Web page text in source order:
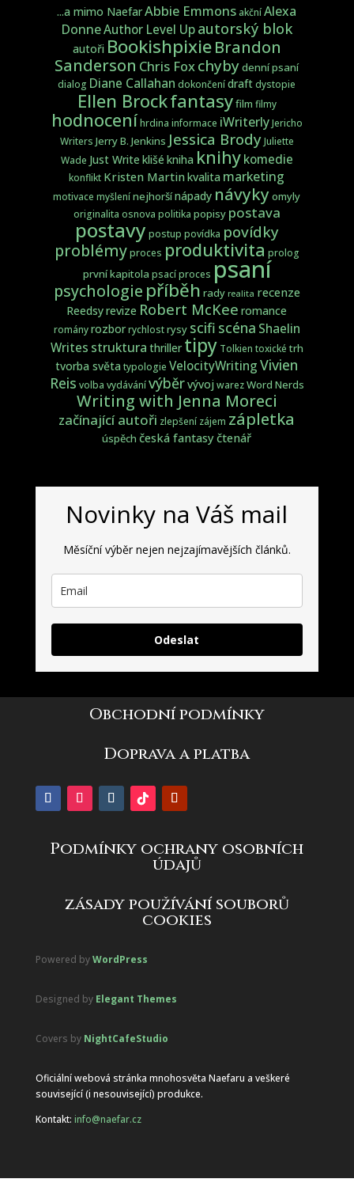
...a mimo NaefarAbbie Emmons akční Alexa
DonneAuthor Level Upautorský blok
autoři BookishpixieBrandon
Sanderson Chris Foxchybydenní psaní
dialog Diane Callahan dokončení draft dystopie
Ellen Brockfantasyfilm filmy
hodnoceníhrdina informace iWriterlyJericho
Writers Jerry B. Jenkins Jessica BrodyJuliette
Wade Just Write klišé kniha knihykomedie
konflikt Kristen Martinkvalita marketing
motivace myšlení nejhoršínápady návyky omyly
originalita osnova politika popisy postava
postavy postup povídka povídky
problémyproces produktivita prolog
první kapitola psací proces psaní
psychologie příběh rady realita recenze
Reedsyrevize Robert McKee romance
rományrozborrychlostrysy scifi scéna Shaelin
Writes struktura thriller tipy Tolkien toxické trh
tvorba světa typologie VelocityWriting Vivien
Reis volba vydávánívýběrvývoj warezWord Nerds
Writing with Jenna Moreci
začínající autoři zlepšení zájem zápletka
úspěch česká fantasyčtenář
Novinky na Váš mail
Měsíční výběr nejen nejzajímavějších článků.
Odeslat
Obchodní podmínky
Doprava a platba
Podmínky ochrany osobních
údajů
zásady používání souborů
cookies
Powered byWordPress
Designed by Elegant Themes
Covers by NightCafeStudio
Oficiální webová stránka mnohosvěta Naefaru a veškeré
související (i nesouvisející) produkce.
Kontakt: info@naefar.cz